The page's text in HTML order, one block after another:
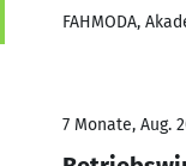
FAHMODA,
7 Monate, Aug.